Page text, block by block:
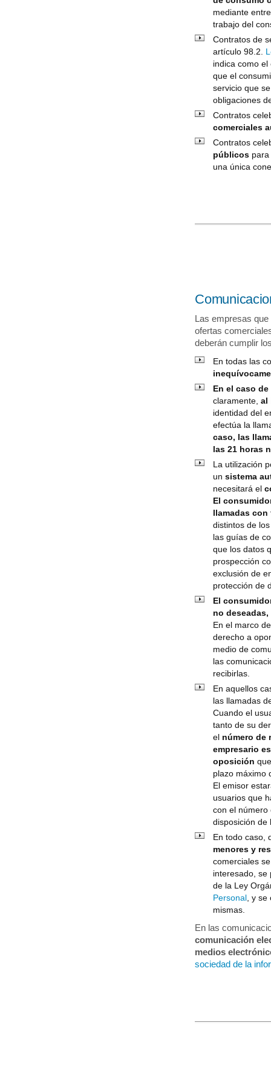
mediante
trabajo del
Contratos de
artículo 98.2.
indica como
que el
servicio que
obligaciones
Contratos
comerciales
Contratos
públicos
una única
Las empresas
ofertas
deberán cumplir
En todas las
En el caso
claramente,al
identidad del
efectúa la
caso, las
las 21 horas
La utilización
unsistema
necesitará el
El
llamadas
distintos de
las guías de
que los datos
prospección
exclusión de
protección de
El
no
En el marco
derecho a
medio de
las
recibirlas.
En aquellos
las llamadas
Cuando el
tanto de su
el número de
empresario
oposición
plazo máximo
El emisor
usuarios que
con el número
disposición de
En todo caso,
menores y
comerciales
interesado, se
de la Ley
Personal , y
mismas.
En las
comunicación
medios
sociedad de la